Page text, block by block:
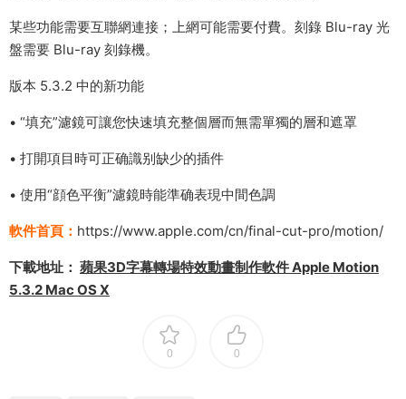
某些功能需要互聯網連接；上網可能需要付費。刻錄 Blu-ray 光
盤需要 Blu-ray 刻錄機。
版本 5.3.2 中的新功能
• “填充”濾鏡可讓您快速填充整個層而無需單獨的層和遮罩
• 打開項目時可正确識别缺少的插件
• 使用“顔色平衡”濾鏡時能準确表現中間色調
軟件首頁： https://www.apple.com/cn/final-cut-pro/motion/
下載地址： 蘋果3D字幕轉場特效動畫制作軟件 Apple Motion
5.3.2 Mac OS X
0 0